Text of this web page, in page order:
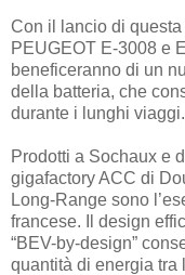
Con il lancio di
PEUGEOT E-3008 e
beneficeranno di un
della batteria, che
durante i lunghi viaggi.
Prodotti a Sochaux e
gigafactory ACC di
Long-Range sono
francese. Il design
“BEV-by-design”
quantità di energia tra